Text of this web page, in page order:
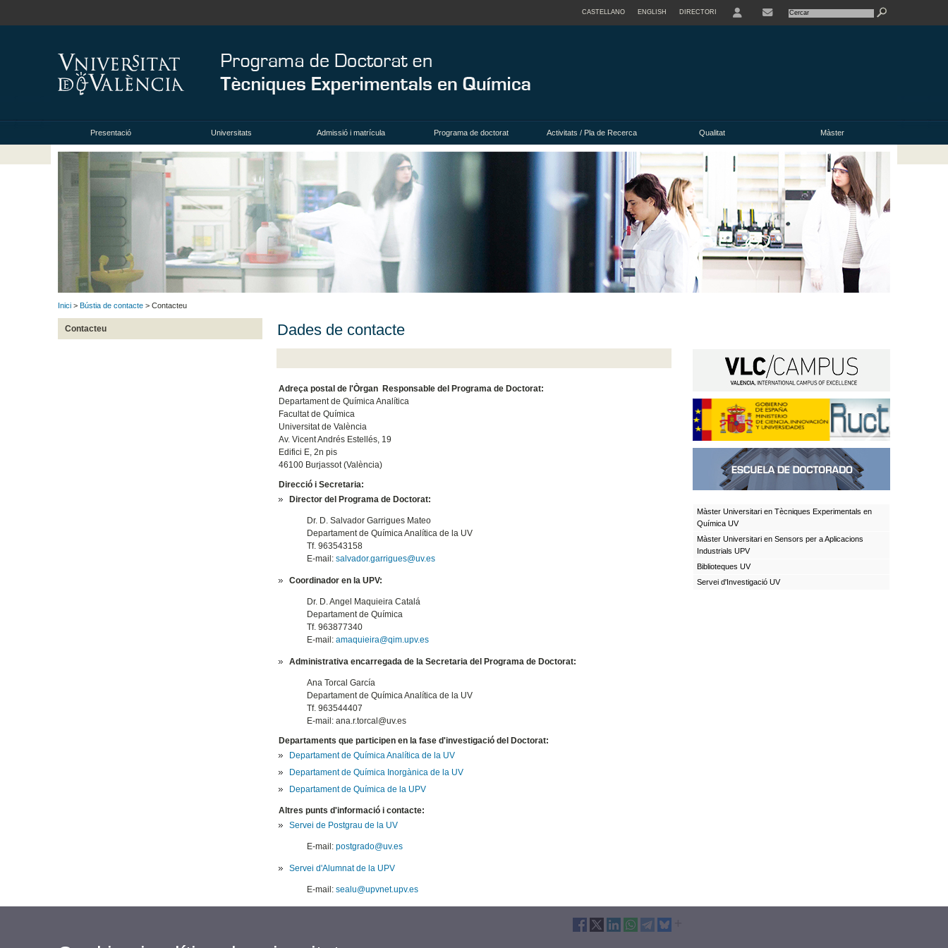
CASTELLANO ENGLISH DIRECTORI
Presentació Universitats Admissió i matrícula Programa de doctorat Activitats / Pla de Recerca Qualitat Màster
Inici > Bústia de contacte > Contacteu
Contacteu Dades de contacte
Adreça postal de l'Òrgan Responsable del Programa de Doctorat:
Departament de Química Analítica
Facultat de Química
Universitat de València
Av. Vicent Andrés Estellés, 19
Edifici E, 2n pis
46100 Burjassot (València)
Direcció i Secretaria:
Director del Programa de Doctorat:
Dr. D. Salvador Garrigues Mateo
Departament de Química Analítica de la UV
Tf. 963543158
E-mail: salvador.garrigues@uv.es
Coordinador en la UPV:
Dr. D. Angel Maquieira Catalá
Departament de Química
Tf. 963877340
E-mail: amaquieira@qim.upv.es
Administrativa encarregada de la Secretaria del Programa de Doctorat:
Ana Torcal García
Departament de Química Analítica de la UV
Tf. 963544407
E-mail: ana.r.torcal@uv.es
Departaments que participen en la fase d'investigació del Doctorat:
Departament de Química Analítica de la UV
Departament de Química Inorgànica de la UV
Departament de Química de la UPV
Altres punts d'informació i contacte:
Servei de Postgrau de la UV
E-mail: postgrado@uv.es
Servei d'Alumnat de la UPV
E-mail: sealu@upvnet.upv.es
Màster Universitari en Tècniques Experimentals en
Química UV
Màster Universitari en Sensors per a Aplicacions
Industrials UPV
Biblioteques UV
Servei d'Investigació UV